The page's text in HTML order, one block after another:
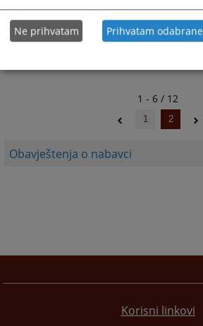
Obavještenja o nabavci
1 - 6 / 12
1 2
Korisni linkovi
Ne prihvatam Prihvatam odabrane